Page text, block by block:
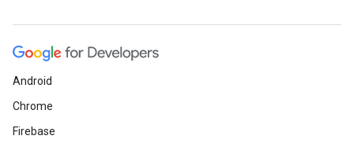
Android
Chrome
Firebase